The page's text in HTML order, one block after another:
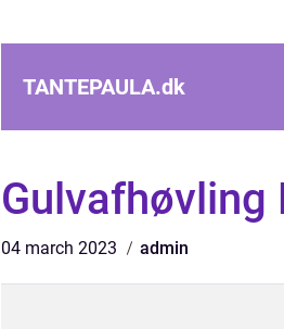
TANTEPAULA.dk
Gulvafhøvling
04 march 2023 admin